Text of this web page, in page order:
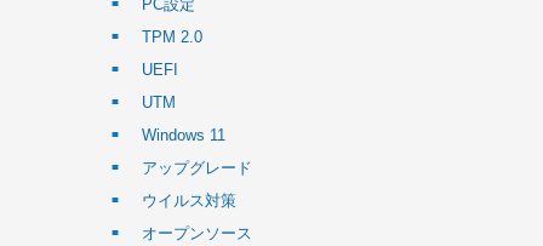
PC設定
TPM 2.0
UEFI
UTM
Windows 11
アップグレード
ウイルス対策
オープンソース